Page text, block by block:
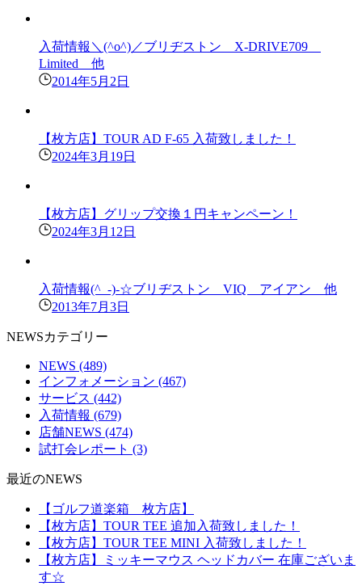
入荷情報＼(^o^)／ブリヂストン X-DRIVE709
Limited 他
2014年5月2日
【枚方店】TOUR AD F-65 入荷致しました！
2024年3月19日
【枚方店】グリップ交換１円キャンペーン！
2024年3月12日
入荷情報(^_-)-☆ブリヂストン VIQ アイアン 他
2013年7月3日
NEWSカテゴリー
NEWS (489)
インフォメーション (467)
サービス (442)
入荷情報 (679)
店舗NEWS (474)
試打会レポート (3)
最近のNEWS
【ゴルフ道楽箱 枚方店】
【枚方店】TOUR TEE 追加入荷致しました！
【枚方店】TOUR TEE MINI 入荷致しました！
【枚方店】ミッキーマウス ヘッドカバー 在庫ございま
す☆